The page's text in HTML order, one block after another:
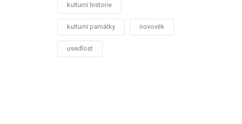
kulturní historie
kulturní památky novověk
usedlost